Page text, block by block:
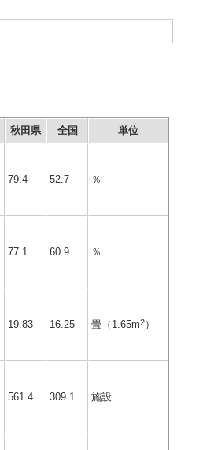
秋田県 全国 単位
79.4 52.7 ％
77.1 60.9 ％
19.83 16.25 畳（1.65m2）
561.4 309.1 施設